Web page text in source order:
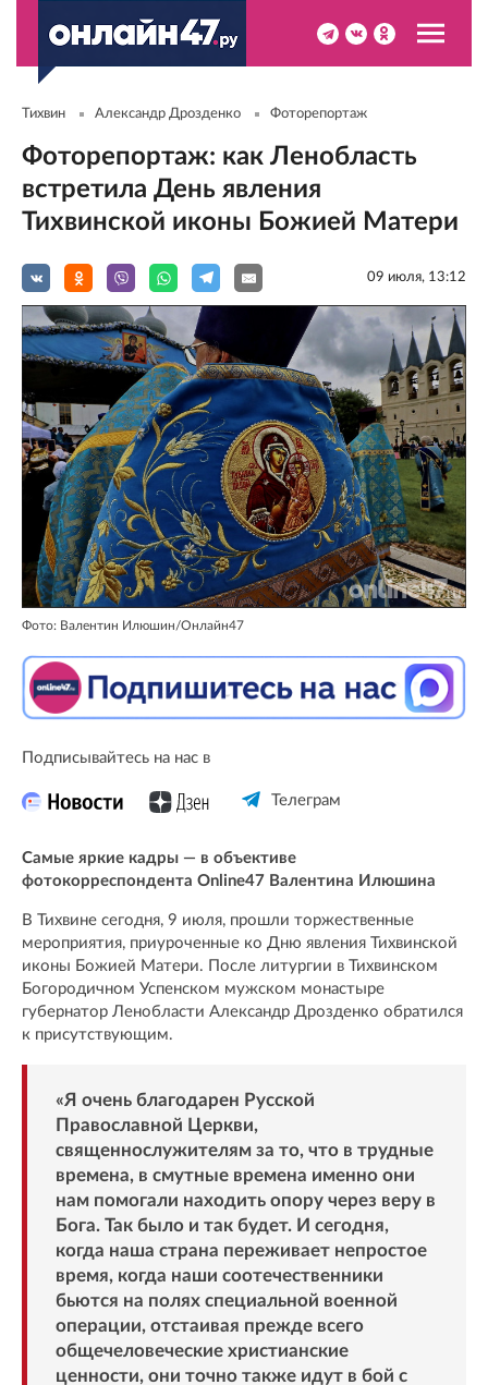
Тихвин Александр Дрозденко Фоторепортаж
Фоторепортаж: как Ленобласть
встретила День явления
Тихвинской иконы Божией Матери
09 июля, 13:12
Фото: Валентин Илюшин/Онлайн47
Подписывайтесь на нас в
Телеграм
Самые яркие кадры — в объективе
фотокорреспондента Online47 Валентина Илюшина
В Тихвине сегодня, 9 июля, прошли торжественные
мероприятия, приуроченные ко Дню явления Тихвинской
иконы Божией Матери. После литургии в Тихвинском
Богородичном Успенском мужском монастыре
губернатор Ленобласти Александр Дрозденко обратился
к присутствующим.
«Я очень благодарен Русской
Православной Церкви,
священнослужителям за то, что в трудные
времена, в смутные времена именно они
нам помогали находить опору через веру в
Бога. Так было и так будет. И сегодня,
когда наша страна переживает непростое
время, когда наши соотечественники
бьются на полях специальной военной
операции, отстаивая прежде всего
общечеловеческие христианские
ценности, они точно также идут в бой с